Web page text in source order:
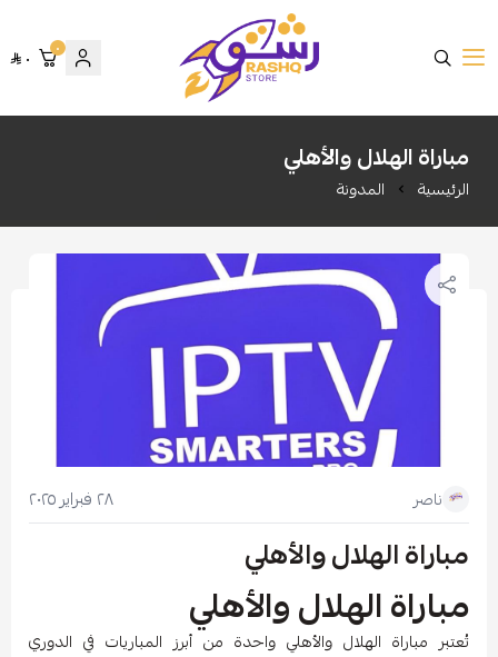
متجر رشق
٠ ٠
مباراة الهلال والأهلي
الرئيسية المدونة
ناصر ٢٨ فبراير ٢٠٢٥
مباراة الهلال والأهلي
مباراة الهلال والأهلي
تُعتبر مباراة الهلال والأهلي واحدة من أبرز المباريات في الدوري